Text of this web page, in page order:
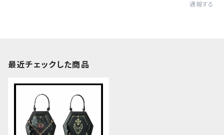
通報する
最近チェックした商品